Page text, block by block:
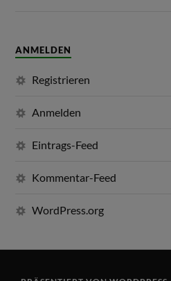
ANMELDEN
Registrieren
Anmelden
Eintrags-Feed
Kommentar-Feed
WordPress.org